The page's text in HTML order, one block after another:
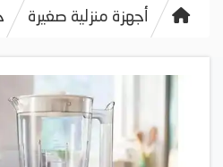
أجهزة منزلية صغيرة